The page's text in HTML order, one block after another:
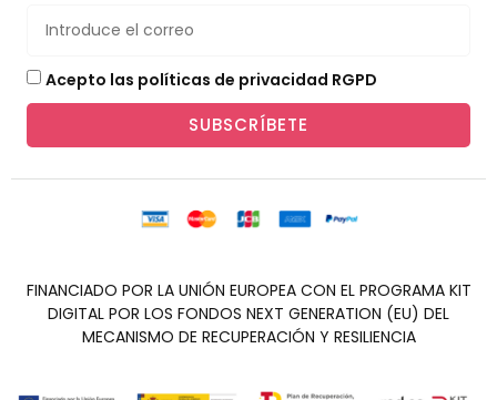
Acepto las políticas de privacidad RGPD
SUBSCRÍBETE
FINANCIADO POR LA UNIÓN EUROPEA CON EL PROGRAMA KIT
DIGITAL POR LOS FONDOS NEXT GENERATION (EU) DEL
MECANISMO DE RECUPERACIÓN Y RESILIENCIA